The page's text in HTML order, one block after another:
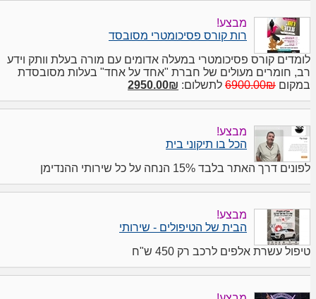
מבצע!
רות קורס פסיכומטרי מסובסד
לומדים קורס פסיכומטרי במעלה אדומים עם מורה בעלת וותק וידע
רב, חומרים מעולים של חברת "אחד על אחד" בעלות מסובסדת
במקום 6900.00₪ לתשלום: 2950.00₪
מבצע!
הכל בו תיקוני בית
לפונים דרך האתר בלבד 15% הנחה על כל שירותי ההנדימן
מבצע!
הבית של הטיפולים - שירותי
טיפול עשרת אלפים לרכב רק 450 ש"ח